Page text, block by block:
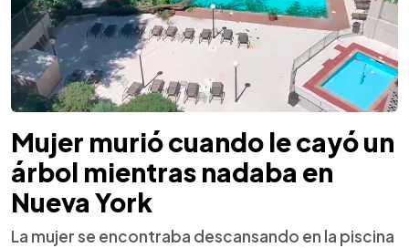
Mujer murió cuando le cayó un
árbol mientras nadaba en
Nueva York
La mujer se encontraba descansando en la piscina